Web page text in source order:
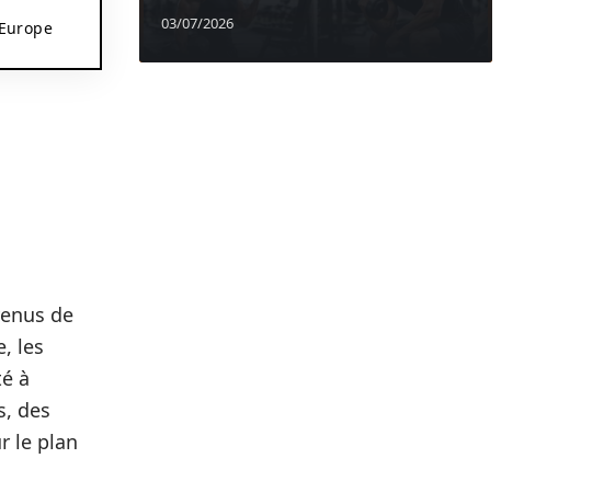
de
les
à
des
le plan
03/07/2026